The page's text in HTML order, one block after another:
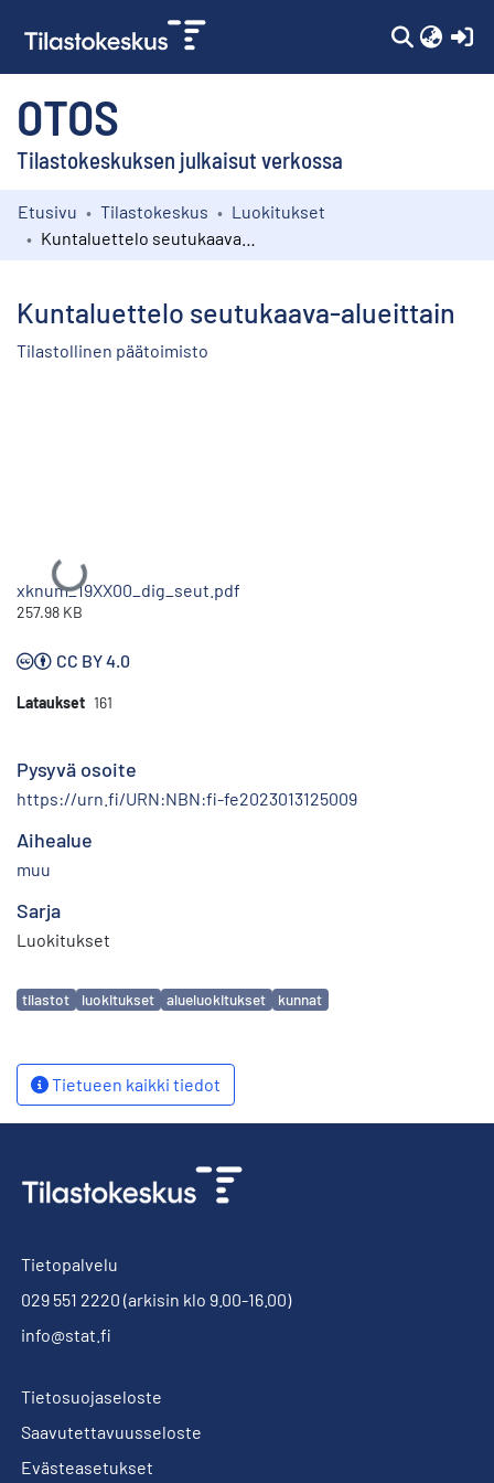
OTOS
Tilastokeskuksen julkaisut verkossa
Kokoelmat
Etusivu Tilastokeskus
Luokitukset
Kuntaluettelo seutukaava-alueittain
Tilastollinen päätoimisto
Ladataan...
xknum_19XX00_dig_seut.pdf
257.98 KB
CC BY 4.0
Lataukset 161
Pysyvä osoite
https://urn.fi/URN:NBN:fi-fe2023013125009
Aihealue
muu
Sarja
Luokitukset
Avainsanat
tilastot luokitukset alueluokitukset kunnat
Tietueen kaikki tiedot
Tietopalvelu
029 551 2220 (arkisin klo 9.00-16.00)
info@stat.fi
Tietosuojaseloste
Saavutettavuusseloste
Evästeasetukset